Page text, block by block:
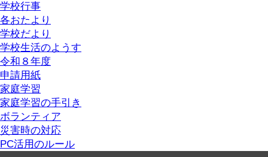
学校行事
各おたより
学校だより
学校生活のようす
令和８年度
申請用紙
家庭学習
家庭学習の手引き
ボランティア
災害時の対応
PC活用のルール